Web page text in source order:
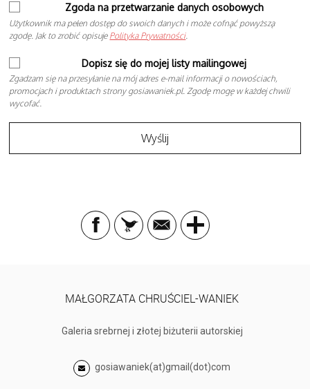
Zgoda na przetwarzanie danych osobowych
Użytkownik ma pełen dostęp do swoich danych i może cofnąć powyższą
zgodę. Jak to zrobić opisuje Polityka Prywatności.
Dopisz się do mojej listy mailingowej
Zgadzam się na przesyłanie na mój adres e-mail informacji o nowościach,
promocjach i produktach strony gosiawaniek.pl. Zgodę mogę w każdej chwili
wycofać.
MAŁGORZATA CHRUŚCIEL-WANIEK
Galeria srebrnej i złotej biżuterii autorskiej
gosiawaniek(at)gmail(dot)com